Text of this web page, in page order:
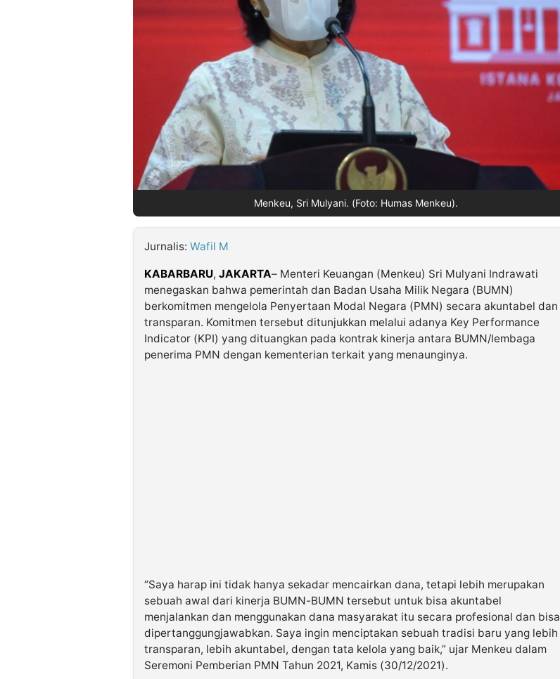
Menkeu, Sri Mulyani. (Foto: Humas Menkeu).
Jurnalis: Wafil M
KABARBARU, JAKARTA– Menteri Keuangan (Menkeu) Sri Mulyani Indrawati
menegaskan bahwa pemerintah dan Badan Usaha Milik Negara (BUMN)
berkomitmen mengelola Penyertaan Modal Negara (PMN) secara akuntabel dan
transparan. Komitmen tersebut ditunjukkan melalui adanya Key Performance
Indicator (KPI) yang dituangkan pada kontrak kinerja antara BUMN/lembaga
penerima PMN dengan kementerian terkait yang menaunginya.
“Saya harap ini tidak hanya sekadar mencairkan dana, tetapi lebih merupakan
sebuah awal dari kinerja BUMN-BUMN tersebut untuk bisa akuntabel
menjalankan dan menggunakan dana masyarakat itu secara profesional dan bisa
dipertanggungjawabkan. Saya ingin menciptakan sebuah tradisi baru yang lebih
transparan, lebih akuntabel, dengan tata kelola yang baik,” ujar Menkeu dalam
Seremoni Pemberian PMN Tahun 2021, Kamis (30/12/2021).